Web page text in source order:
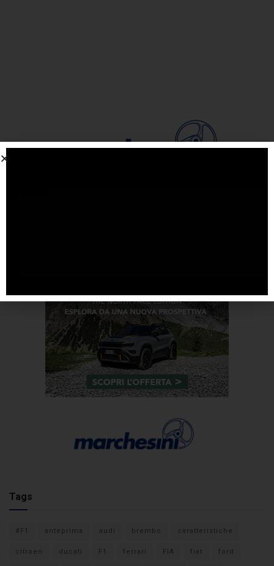
Tags
#F1 anteprima audi brembo caratteristiche
citroen ducati F1 ferrari FIA fiat ford